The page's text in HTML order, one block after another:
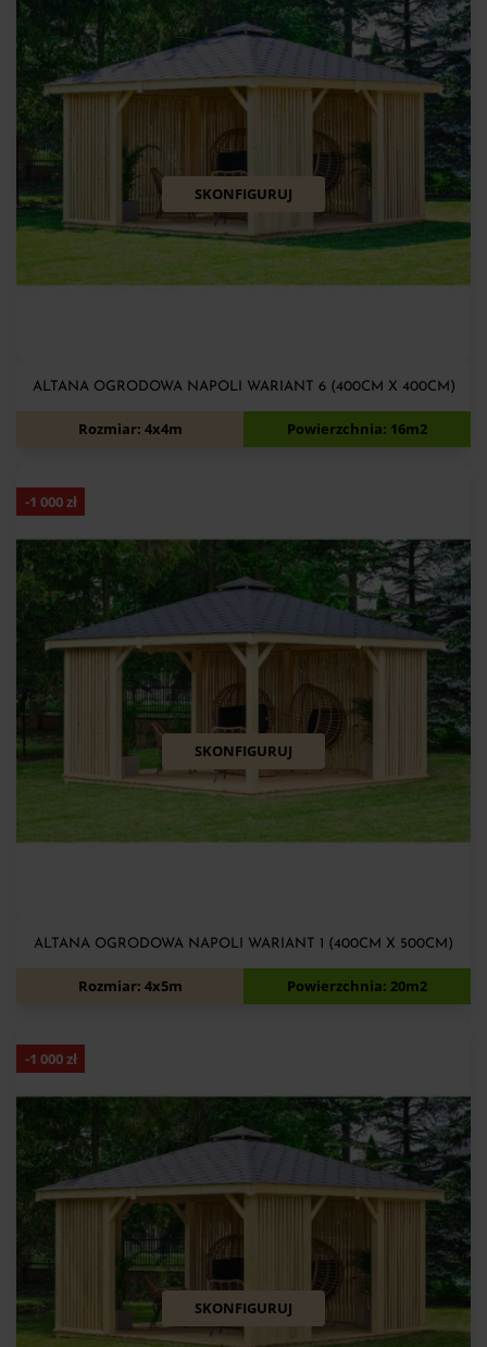
SKONFIGURUJ
ALTANA OGRODOWA NAPOLI WARIANT 6 (400CM X 400CM)
11 360 10 660zł
Rozmiar: 4x4m Powierzchnia: 16m2
-1 000zł
SKONFIGURUJ
ALTANA OGRODOWA NAPOLI WARIANT 1 (400CM X 500CM)
11 200 10 200zł
Rozmiar: 4x5m Powierzchnia: 20m2
-1 000zł
SKONFIGURUJ